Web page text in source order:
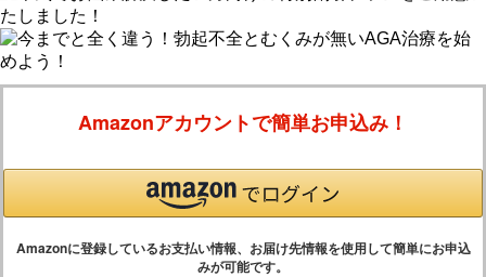
Amazonアカウントで簡単お申込み！
Amazonに登録しているお支払い情報、お届け先情報を使用して簡単にお申込
みが可能です。